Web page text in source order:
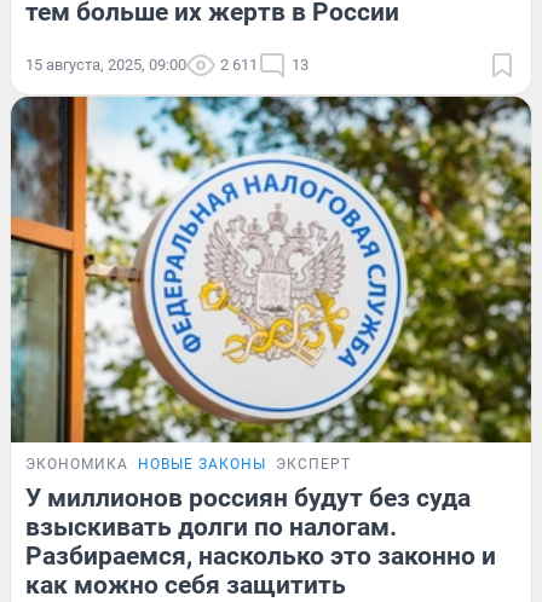
тем больше их жертв в России
15 августа, 2025, 09:00 2 611 13
ЭКОНОМИКА НОВЫЕ ЗАКОНЫ ЭКСПЕРТ
У миллионов россиян будут без суда
взыскивать долги по налогам.
Разбираемся, насколько это законно и
как можно себя защитить